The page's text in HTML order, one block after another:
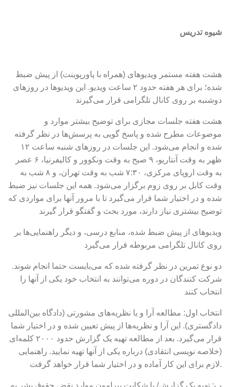
شیوه تدریس
شده؛ برای هر هفته حدود ۲ ساعت ویدیو. این ویدیوها در روزهای
دوشنبه بر روی کانال تلگرامی قرار می‌گیرند
موضوعات مطرح شده و پاسخ گویی به پرسش‌ها در نظر گرفته
شده و انجام می‌شود. این جلسات در روزهای شنبه ساعت ۱۲
ظهر به وقت آنتاریو، ۹ صبح به وقت ونکوور و کالیفرنیا، ۶ عصر
به وقت اروپای مرکزی، ۷:۳۰ شب به وقت تهران، و ۸ شب به
وقت کابل بر روی زوم برگزار می‌شود. همه این جلسات نیز ضبط
شده و در اختیار شما قرار می‌گیرد تا با مرور آنها برای مواردی که
توضیح بیشتری نیاز دارند، مورد بحث و گفتگو قرار گیرند
روی کانال تلگرامی مربوطه قرار می‌گیرد
شرکت کنندگان در دوره می‌توانند به انتخاب خود یکی از آنها را
انتخاب کنند
انتخاب اول: مطالعه آرا و یا نظریه‌های مشورتی (دادگاه بین‌المللی
دادگستری). این آرا و نظریه‌ها از پیش تعیین شده و در اختیار شما
قرار می‌گیرد. بعد از مطالعه تهیه یک گزارش حدود ۲۰۰۰ کلمه‌ای
(خلاصه نویسی انتقادی) درباره یکی از آنها تهیه نمایید. راهنمایی
لازم برای این کار آماده و در اختیار شما قرار خواهد گرفت.
ب: تهیه یک گزارش/ یا شکایت پیرامون موارد نقض حقوق بشر به